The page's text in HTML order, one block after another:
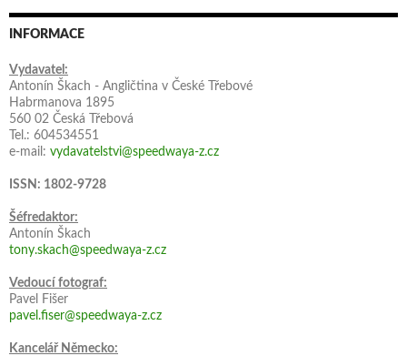
INFORMACE
Vydavatel:
Antonín Škach - Angličtina v České Třebové
Habrmanova 1895
560 02 Česká Třebová
Tel.: 604534551
e-mail: vydavatelstvi@speedwaya-z.cz
ISSN: 1802-9728
Šéfredaktor:
Antonín Škach
tony.skach@speedwaya-z.cz
Vedoucí fotograf:
Pavel Fišer
pavel.fiser@speedwaya-z.cz
Kancelář Německo: